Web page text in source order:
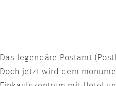
Das legendäre Postamt
Doch jetzt wird dem